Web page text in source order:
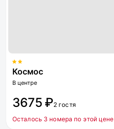
Космос
В центре
3675 ₽2 гостя
Осталось 3 номера по этой цене